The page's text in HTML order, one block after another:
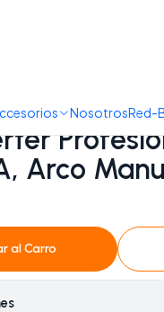
NosotrosRed-
Arco Manual y LIFT
Arco
al Carro